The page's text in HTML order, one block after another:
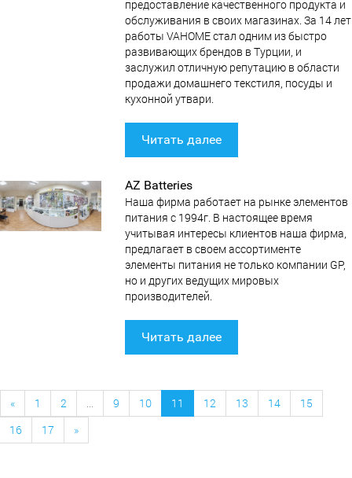
предоставление качественного продукта и
обслуживания в своих магазинах. За 14 лет
работы VAHOME стал одним из быстро
развивающих брендов в Турции, и
заслужил отличную репутацию в области
продажи домашнего текстиля, посуды и
кухонной утвари.
Читать далее
AZ Batteries
Наша фирма работает на рынке элементов
питания c 1994г. В настоящее время
учитывая интересы клиентов наша фирма,
предлагает в своем ассортименте
элементы питания не только компании GP,
но и других ведущих мировых
производителей.
Читать далее
« 1 2 9 10 11 12 13 14
15
16
17 »